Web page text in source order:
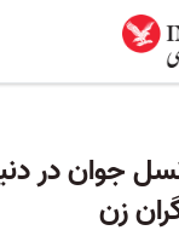
جوان در
زن